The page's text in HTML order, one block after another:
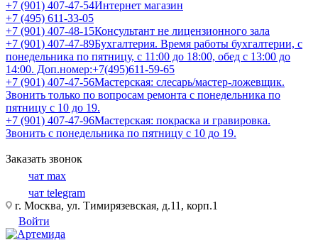
+7 (901) 407-47-54Интернет магазин
+7 (495) 611-33-05
+7 (901) 407-48-15Консультант не лицензионного зала
+7 (901) 407-47-89Бухгалтерия. Время работы бухгалтерии, с
понедельника по пятницу, с 11:00 до 18:00, обед с 13:00 до
14:00. Доп.номер:+7(495)611-59-65
+7 (901) 407-47-56Мастерская: слесарь/мастер-ложевщик.
Звонить только по вопросам ремонта с понедельника по
пятницу с 10 до 19.
+7 (901) 407-47-96Мастерская: покраска и гравировка.
Звонить с понедельника по пятницу с 10 до 19.
Заказать звонок
чат max
чат telegram
г. Москва, ул. Тимирязевская, д.11, корп.1
Войти